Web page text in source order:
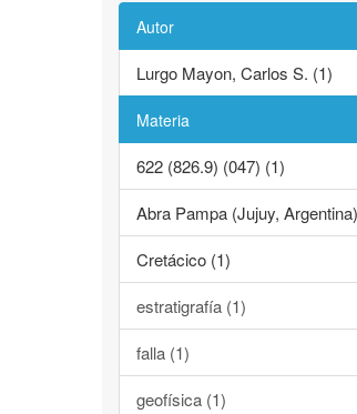
Autor
Lurgo Mayon, Carlos S. (1)
Materia
622 (826.9) (047) (1)
Abra Pampa (Jujuy,
Cretácico (1)
estratigrafía (1)
falla (1)
geofísica (1)